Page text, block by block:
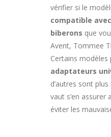
vérifier si le
compatible
biberons que
Avent, Tommee
Certains
adaptateurs
d’autres sont
vaut s’en assurer
éviter les